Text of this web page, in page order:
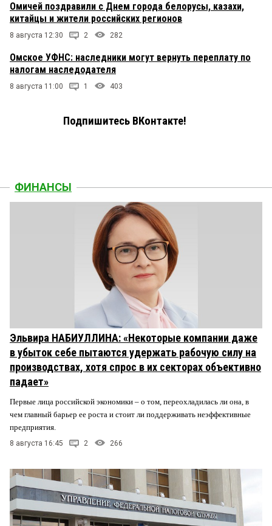
Омичей поздравили с Днем города белорусы, казахи,
китайцы и жители российских регионов
8 августа 12:30 2 282
Омское УФНС: наследники могут вернуть переплату по
налогам наследодателя
8 августа 11:00 1 403
Подпишитесь ВКонтакте!
ФИНАНСЫ
Эльвира НАБИУЛЛИНА: «Некоторые компании даже
в убыток себе пытаются удержать рабочую силу на
производствах, хотя спрос в их секторах объективно
падает»
Первые лица российской экономики – о том, переохладилась ли она, в
чем главный барьер ее роста и стоит ли поддерживать неэффективные
предприятия.
8 августа 16:45 2 266